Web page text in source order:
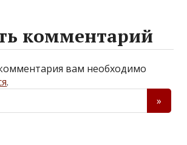
комментарий
вам необходимо
.